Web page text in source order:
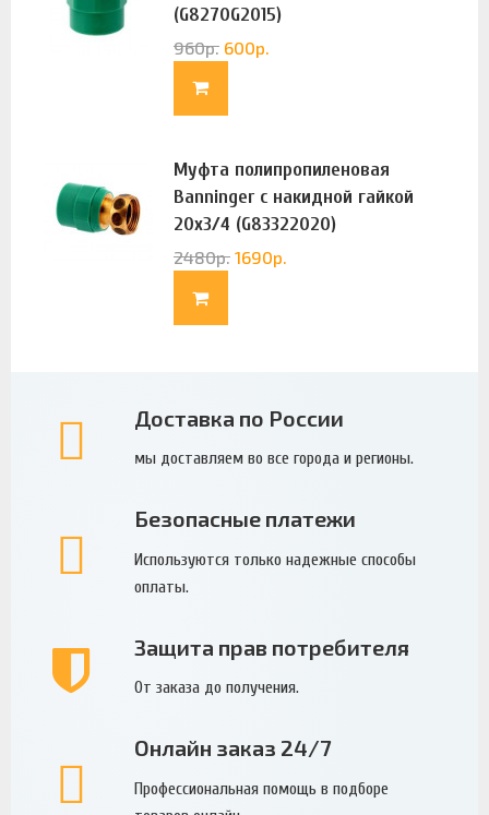
(G8270G2015)
960р. 600р.
Муфта полипропиленовая
Banninger с накидной гайкой
20х3/4 (G83322020)
2480р. 1690р.
Доставка по России
мы доставляем во все города и регионы.
Безопасные платежи
Используются только надежные способы
оплаты.
Защита прав потребителя
От заказа до получения.
Онлайн заказ 24/7
Профессиональная помощь в подборе